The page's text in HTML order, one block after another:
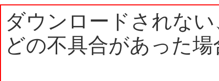
ダウンロードされな
どの不具合があった